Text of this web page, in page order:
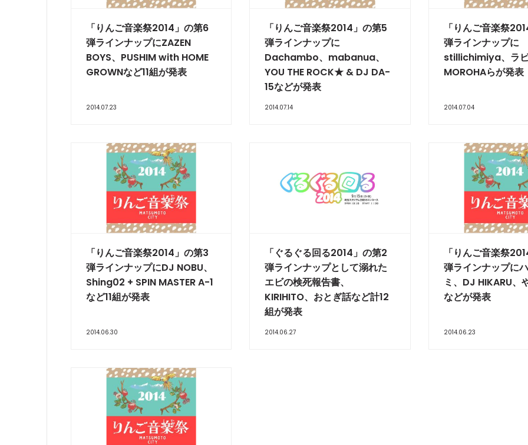
「りんご音楽祭2014」の第6
弾ラインナップにZAZEN
BOYS、PUSHIM with HOME
GROWNなど11組が発表
2014.07.23
「りんご音楽祭2014」の第5
弾ラインナップに
Dachambo、mabanua、
YOU THE ROCK★ & DJ DA-
15などが発表
2014.07.14
「りんご音楽祭
弾ラインナップに
stillichimiya、ラ
MOROHAらが発表
2014.07.04
「りんご音楽祭2014」の第3
弾ラインナップにDJ NOBU、
Shing02 + SPIN MASTER A-1
など11組が発表
2014.06.30
「ぐるぐる回る2014」の第2
弾ラインナップとして溺れた
エビの検死報告書、
KIRIHITO、おとぎ話など計12
組が発表
2014.06.27
「りんご音楽祭
弾ラインナップに
ミ、DJ HIKARU、
などが発表
2014.06.23